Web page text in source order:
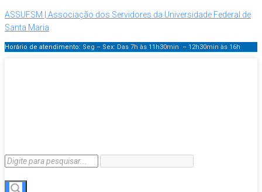
ASSUFSM | Associação dos Servidores da Universidade Federal de
Santa Maria
Horário de atendimento: Seg – Sex: Das 7h às 11h30min – 12h30min às 16h